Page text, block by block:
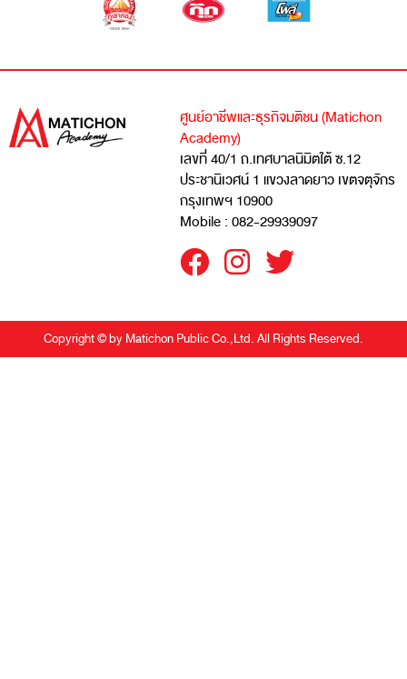
ศูนย์อาชีพและธุรกิจมติชน (Matichon
Academy)
เลขที่ 40/1 ถ.เทศบาลนิมิตใต้ ซ.12
ประชานิเวศน์ 1 แขวงลาดยาว เขตจตุจักร
กรุงเทพฯ 10900
Mobile : 082-29939097
Copyright © by Matichon Public Co.,Ltd. All Rights Reserved.